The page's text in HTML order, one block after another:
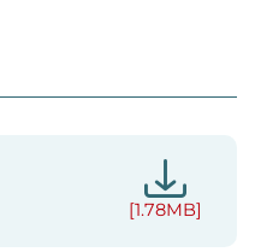
[1.78MB]